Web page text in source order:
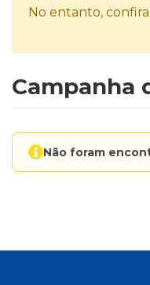
No entanto,
Campanha
Não foram